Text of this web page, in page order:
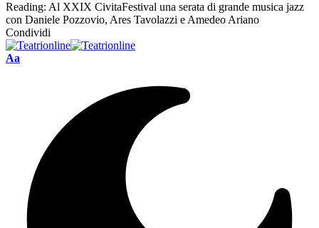
Reading: Al XXIX CivitaFestival una serata di grande musica jazz
con Daniele Pozzovio, Ares Tavolazzi e Amedeo Ariano
Condividi
Font
Aa